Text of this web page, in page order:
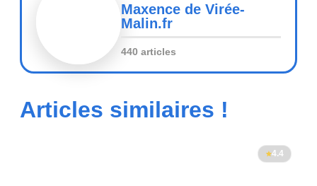
Maxence de Virée-
Malin.fr
440 articles
Articles similaires !
4.4